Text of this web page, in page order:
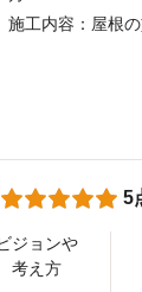
施工内容：屋根
5
ジョンや
考え方